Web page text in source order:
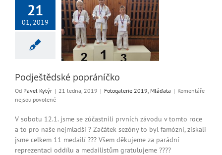
21
01, 2019
Mláďata
Podještědské popráníčko
Od Pavel Kytýr | 21 ledna, 2019 | Fotogalerie 2019 Mláďata | Komentáře
nejsou povolenéu
s
názvem
Podještědské
popráníčko
V sobotu 12.1. jsme se zúčastnili prvních závodu v tomto roce
a to pro naše nejmladší ? Začátek sezóny to byl famózní, získali
jsme celkem 11 medailí ??? Všem děkujeme za parádní
reprezentaci oddílu a medailistům gratulujeme ????